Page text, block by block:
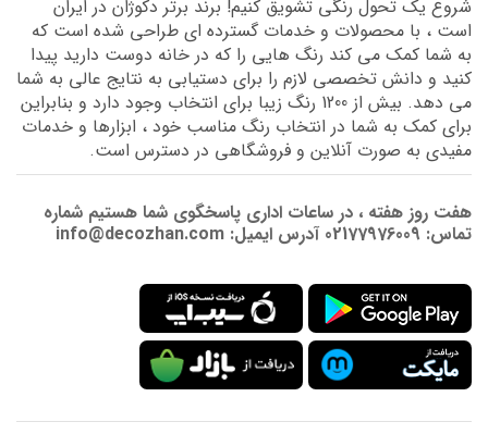
شروع یک تحول رنگی تشویق کنیم! برند برتر دکوژان در ایران
است ، با محصولات و خدمات گسترده ای طراحی شده است که
به شما کمک می کند رنگ هایی را که در خانه دوست دارید پیدا
کنید و دانش تخصصی لازم را برای دستیابی به نتایج عالی به شما
می دهد. بیش از 1200 رنگ زیبا برای انتخاب وجود دارد و بنابراین
برای کمک به شما در انتخاب رنگ مناسب خود ، ابزارها و خدمات
مفیدی به صورت آنلاین و فروشگاهی در دسترس است.
هفت روز هفته ، در ساعات اداری پاسخگوی شما هستیم شماره
تماس: 02177976009 آدرس ایمیل: info@decozhan.com